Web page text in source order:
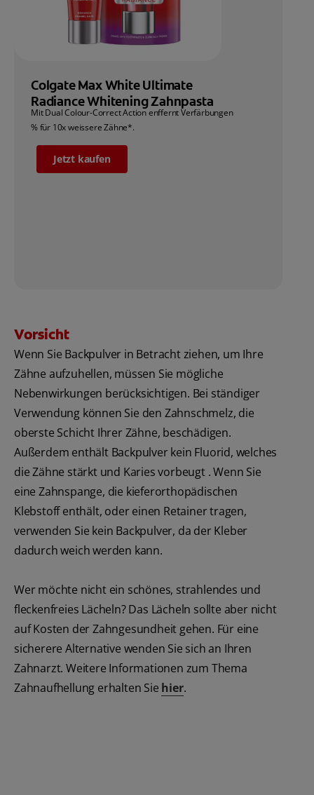
Colgate Max White Ultimate
Radiance Whitening Zahnpasta
Mit Dual Colour-Correct Action enffernt Verfärbungen
% für 10x weissere Zähne*.
Jetzt kaufen
Vorsicht
Wenn Sie Backpulver in Betracht ziehen, um Ihre
Zähne aufzuhellen, müssen Sie mögliche
Nebenwirkungen berücksichtigen. Bei ständiger
Verwendung können Sie den Zahnschmelz, die
oberste Schicht Ihrer Zähne, beschädigen.
Außerdem enthält Backpulver kein Fluorid, welches
die Zähne stärkt und Karies vorbeugt . Wenn Sie
eine Zahnspange, die kieferorthopädischen
Klebstoff enthält, oder einen Retainer tragen,
verwenden Sie kein Backpulver, da der Kleber
dadurch weich werden kann.
Wer möchte nicht ein schönes, strahlendes und
fleckenfreies Lächeln? Das Lächeln sollte aber nicht
auf Kosten der Zahngesundheit gehen. Für eine
sicherere Alternative wenden Sie sich an Ihren
Zahnarzt. Weitere Informationen zum Thema
Zahnaufhellung erhalten Sie hier.